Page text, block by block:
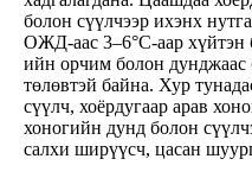
болон сүүлчээр ихэнх
ОЖД-аас 3–6°С-аар
ийн орчим болон дунджаас
төлөвтэй байна. Хур
сүүлч, хоёрдугаар арав
хоногийн дунд болон
салхи ширүүсч, цасан